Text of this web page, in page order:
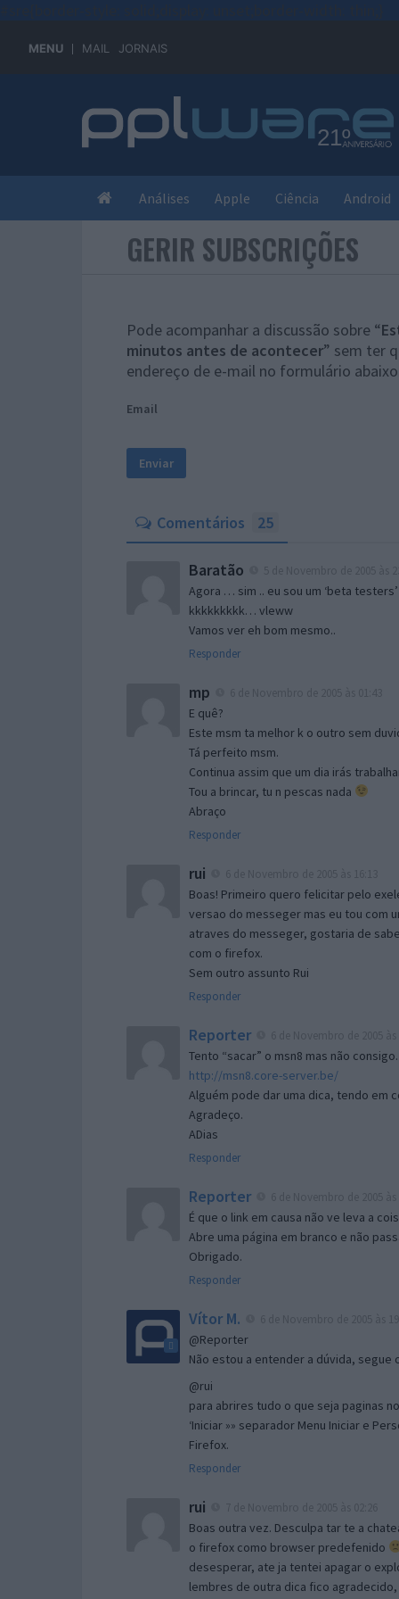
MENU MAIL JORNAIS
Análises Apple Ciência Android
GERIR SUBSCRIÇÕES
Pode acompanhar a discussão sobre “
minutos antes de acontecer” sem ter
endereço de e-mail no formulário abaixo.
Email
Comentários 25
Baratão
Agora … sim .. eu sou um ‘beta testers’
kkkkkkkkk… vleww
Vamos ver eh bom mesmo..
Responder
mp
E quê?
Este msm ta melhor k o outro sem
Tá perfeito msm.
Continua assim que um dia irás
Tou a brincar, tu n pescas nada
Abraço
Responder
rui
Boas! Primeiro quero felicitar pelo
versao do messeger mas eu tou com
atraves do messeger, gostaria de
com o firefox.
Sem outro assunto Rui
Responder
Reporter
Tento “sacar” o msn8 mas não
http://msn8.core-server.be/
Alguém pode dar uma dica, tendo em
Agradeço.
ADias
Responder
Reporter
É que o link em causa não ve leva a
Abre uma página em branco e não
Obrigado.
Responder
Vítor M.
@Reporter
Não estou a entender a dúvida,
@rui
para abrires tudo o que seja paginas
‘Iniciar »» separador Menu Iniciar e
Firefox.
Responder
rui
Boas outra vez. Desculpa tar te a
o firefox como browser predefenido
desesperar, ate ja tentei apagar o
lembres de outra dica fico